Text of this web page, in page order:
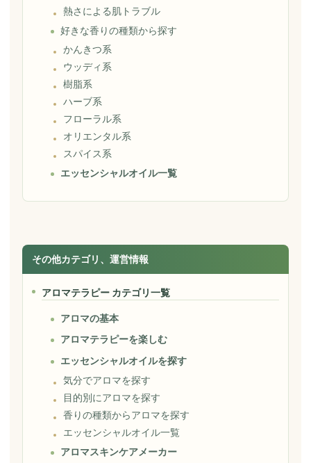
熱さによる肌トラブル
好きな香りの種類から探す
かんきつ系
ウッディ系
樹脂系
ハーブ系
フローラル系
オリエンタル系
スパイス系
エッセンシャルオイル一覧
その他カテゴリ、運営情報
アロマテラピー カテゴリ一覧
アロマの基本
アロマテラピーを楽しむ
エッセンシャルオイルを探す
気分でアロマを探す
目的別にアロマを探す
香りの種類からアロマを探す
エッセンシャルオイル一覧
アロマスキンケアメーカー